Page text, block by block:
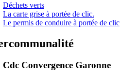
Déchets verts
La carte grise à portée de clic.
Le permis de conduire à portée de clic
Cdc Convergence Garonne